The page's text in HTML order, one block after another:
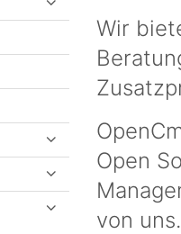
Wir
Open
von